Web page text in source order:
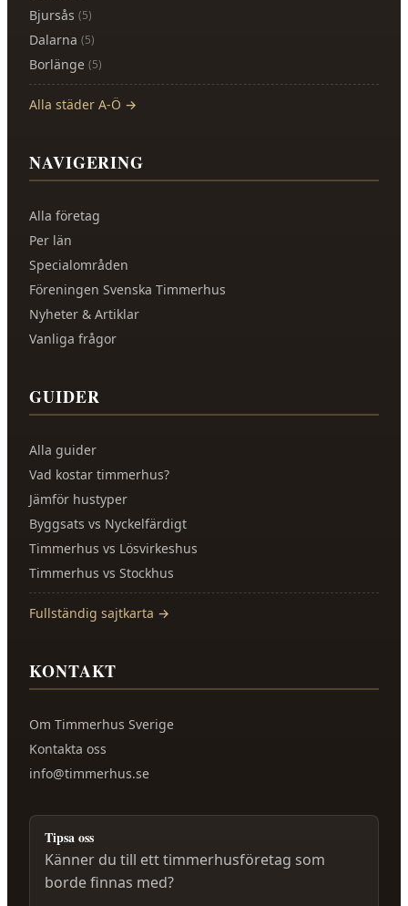
Bjursås (5)
Dalarna (5)
Borlänge (5)
Alla städer A-Ö →
NAVIGERING
Alla företag
Per län
Specialområden
Föreningen Svenska Timmerhus
Nyheter & Artiklar
Vanliga frågor
GUIDER
Alla guider
Vad kostar timmerhus?
Jämför hustyper
Byggsats vs Nyckelfärdigt
Timmerhus vs Lösvirkeshus
Timmerhus vs Stockhus
Fullständig sajtkarta →
KONTAKT
Om Timmerhus Sverige
Kontakta oss
info@timmerhus.se
Tipsa oss
Känner du till ett timmerhusföretag som
borde finnas med?